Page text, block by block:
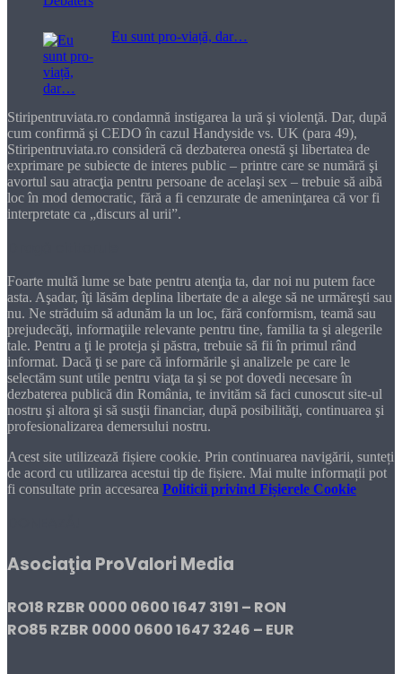
Eu sunt pro-viață, dar…
Stiripentruviata.ro condamnă instigarea la ură şi violenţă. Dar, după
cum confirmă şi CEDO în cazul Handyside vs. UK (para 49),
Stiripentruviata.ro consideră că dezbaterea onestă şi libertatea de
exprimare pe subiecte de interes public – printre care se numără şi
avortul sau atracţia pentru persoane de acelaşi sex – trebuie să aibă
loc în mod democratic, fără a fi cenzurate de ameninţarea că vor fi
interpretate ca „discurs al urii”.
Foarte multă lume se bate pentru atenţia ta, dar noi nu putem face
asta. Aşadar, îţi lăsăm deplina libertate de a alege să ne urmăreşti sau
nu. Ne străduim să adunăm la un loc, fără conformism, teamă sau
prejudecăţi, informaţiile relevante pentru tine, familia ta şi alegerile
tale. Pentru a ţi le proteja şi păstra, trebuie să fii în primul rând
informat. Dacă ţi se pare că informările şi analizele pe care le
selectăm sunt utile pentru viaţa ta şi se pot dovedi necesare în
dezbaterea publică din România, te invităm să faci cunoscut site-ul
nostru şi altora şi să susţii financiar, după posibilităţi, continuarea şi
profesionalizarea demersului nostru.
Acest site utilizează fișiere cookie. Prin continuarea navigării, sunteți
de acord cu utilizarea acestui tip de fișiere. Mai multe informații pot
fi consultate prin accesarea Politicii privind Fișierele Cookie
Asociaţia ProValori Media
RO18 RZBR 0000 0600 1647 3191 – RON
RO85 RZBR 0000 0600 1647 3246 – EUR